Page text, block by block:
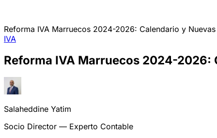
Reforma IVA Marruecos 2024-2026: Calendario y Nuevas
IVA
Reforma IVA Marruecos 2024-2026:
Salaheddine Yatim
Socio Director — Experto Contable